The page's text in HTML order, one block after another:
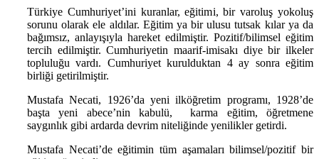
Türkiye Cumhuriyet’ini kuranlar, eğitimi, bir varoluş yokoluş
sorunu olarak ele aldılar. Eğitim ya bir ulusu tutsak kılar ya da
bağımsız, anlayışıyla hareket edilmiştir. Pozitif/bilimsel eğitim
tercih edilmiştir. Cumhuriyetin maarif-imisakı diye bir ilkeler
topluluğu vardı. Cumhuriyet kurulduktan 4 ay sonra eğitim
birliği getirilmiştir.
Mustafa Necati, 1926’da yeni ilköğretim programı, 1928’de
başta yeni abece’nin kabulü, karma eğitim, öğretmene
saygınlık gibi ardarda devrim niteliğinde yenilikler getirdi.
Mustafa Necati’de eğitimin tüm aşamaları bilimsel/pozitif bir